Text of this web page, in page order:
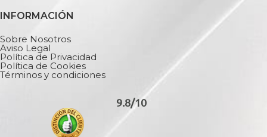
INFORMACIÓN
Sobre Nosotros
Aviso Legal
Política de Privacidad
Política de Cookies
Términos y condiciones
9.8/10